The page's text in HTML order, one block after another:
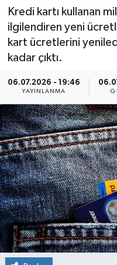
Kredi kartı kullanan
ilgilendiren yeni
kart ücretlerini
kadar çıktı.
06.07.2026 - 19:46
YAYINLANMA